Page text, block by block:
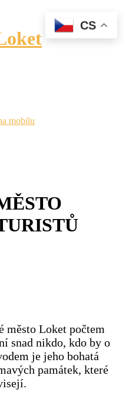
mobilu
město Loket počtem
snad nikdo, kdo by o
je jeho bohatá
památek, které
CS